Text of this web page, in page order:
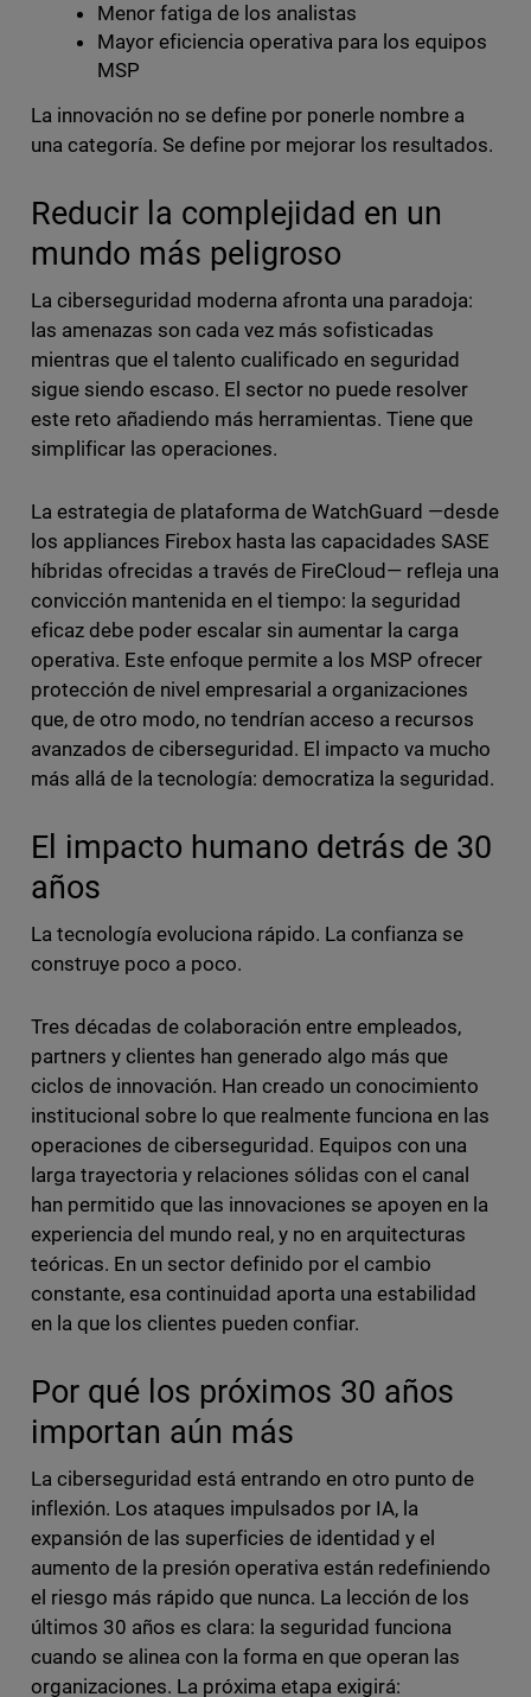
Menor fatiga de los analistas
Mayor eficiencia operativa para los equipos
MSP
La innovación no se define por ponerle nombre a
una categoría. Se define por mejorar los resultados.
Reducir la complejidad en un
mundo más peligroso
La ciberseguridad moderna afronta una paradoja:
las amenazas son cada vez más sofisticadas
mientras que el talento cualificado en seguridad
sigue siendo escaso. El sector no puede resolver
este reto añadiendo más herramientas. Tiene que
simplificar las operaciones.
La estrategia de plataforma de WatchGuard —desde
los appliances Firebox hasta las capacidades SASE
híbridas ofrecidas a través de FireCloud— refleja una
convicción mantenida en el tiempo: la seguridad
eficaz debe poder escalar sin aumentar la carga
operativa. Este enfoque permite a los MSP ofrecer
protección de nivel empresarial a organizaciones
que, de otro modo, no tendrían acceso a recursos
avanzados de ciberseguridad. El impacto va mucho
más allá de la tecnología: democratiza la seguridad.
El impacto humano detrás de 30
años
La tecnología evoluciona rápido. La confianza se
construye poco a poco.
Tres décadas de colaboración entre empleados,
partners y clientes han generado algo más que
ciclos de innovación. Han creado un conocimiento
institucional sobre lo que realmente funciona en las
operaciones de ciberseguridad. Equipos con una
larga trayectoria y relaciones sólidas con el canal
han permitido que las innovaciones se apoyen en la
experiencia del mundo real, y no en arquitecturas
teóricas. En un sector definido por el cambio
constante, esa continuidad aporta una estabilidad
en la que los clientes pueden confiar.
Por qué los próximos 30 años
importan aún más
La ciberseguridad está entrando en otro punto de
inflexión. Los ataques impulsados por IA, la
expansión de las superficies de identidad y el
aumento de la presión operativa están redefiniendo
el riesgo más rápido que nunca. La lección de los
últimos 30 años es clara: la seguridad funciona
cuando se alinea con la forma en que operan las
organizaciones. La próxima etapa exigirá: